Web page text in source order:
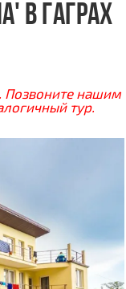
В ГАГРАХ
Позвоните нашим
тур.